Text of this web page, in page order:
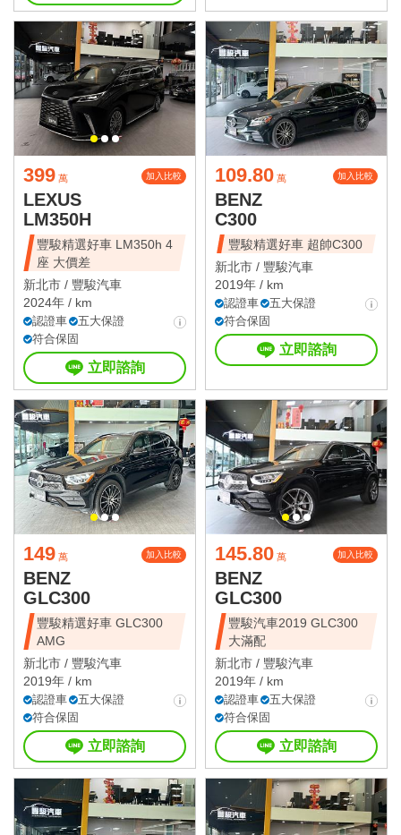
399 萬 加入比較
LEXUS
LM350H
豐駿精選好車 LM350h 4
座 大價差
新北市 / 豐駿汽車
2024年 / km
認證車
五大保證
符合保固
立即諮詢
109.80 萬 加入比較
BENZ
C300
豐駿精選好車 超帥C300
新北市 / 豐駿汽車
2019年 / km
認證車
五大保證
符合保固
立即諮詢
149 萬 加入比較
BENZ
GLC300
豐駿精選好車 GLC300
AMG
新北市 / 豐駿汽車
2019年 / km
認證車
五大保證
符合保固
立即諮詢
145.80 萬 加入比較
BENZ
GLC300
豐駿汽車2019 GLC300
大滿配
新北市 / 豐駿汽車
2019年 / km
認證車
五大保證
符合保固
立即諮詢